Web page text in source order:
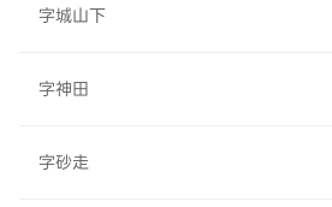
字城山下
字神田
字砂走